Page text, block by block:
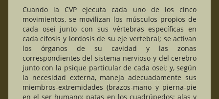
Cuando la CVP ejecuta cada uno de los cinco
movimientos, se movilizan los músculos propios de
cada osei junto con sus vértebras específicas en
cada cifosis y lordosis de su eje vertebral; se activan
los órganos de su cavidad y las zonas
correspondientes del sistema nervioso y del cerebro
junto con la psique particular de cada osei; y, según
la necesidad externa, maneja adecuadamente sus
miembros-extremidades (brazos-mano y pierna-pie
en el ser humano; patas en los cuadrúpedos; alas y